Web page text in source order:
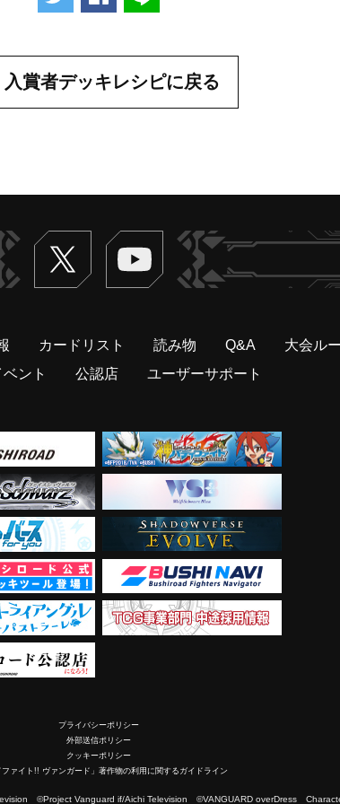
入賞者デッキレシピに戻る
Twitter ヴァンガードch
カードリスト 読み物 Q&A
大会ル
ント 公認店 ユーザーサポート
プライバシーポリシー
外部送信ポリシー
クッキーポリシー
ファイト!! ヴァンガード」著作物の利用に関するガイドライン
©Project Vanguard if/Aichi Television ©VANGUARD overDress